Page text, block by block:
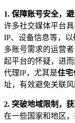
1. 保障账号安全，
许多社交媒体平台
IP、设备信息等，
多账号需求的运营
起平台的怀疑，进
代理IP，尤其是住宅
址，有效避免关联
2. 突破地域限制，
在一些国家和地区